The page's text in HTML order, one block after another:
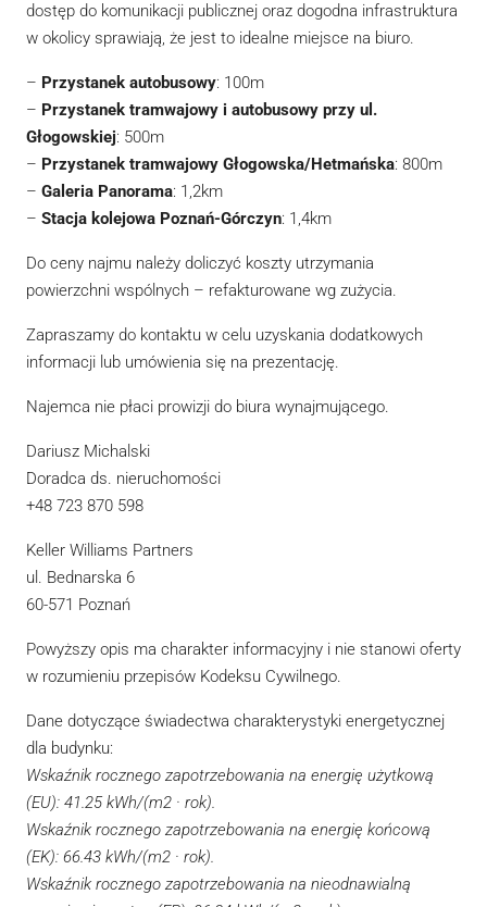
dostęp do komunikacji publicznej oraz dogodna infrastruktura
w okolicy sprawiają, że jest to idealne miejsce na biuro.
– Przystanek autobusowy: 100m
– Przystanek tramwajowy i autobusowy przy ul.
Głogowskiej: 500m
– Przystanek tramwajowy Głogowska/Hetmańska: 800m
– Galeria Panorama: 1,2km
– Stacja kolejowa Poznań-Górczyn: 1,4km
Do ceny najmu należy doliczyć koszty utrzymania
powierzchni wspólnych – refakturowane wg zużycia.
Zapraszamy do kontaktu w celu uzyskania dodatkowych
informacji lub umówienia się na prezentację.
Najemca nie płaci prowizji do biura wynajmującego.
Dariusz Michalski
Doradca ds. nieruchomości
+48 723 870 598
Keller Williams Partners
ul. Bednarska 6
60-571 Poznań
Powyższy opis ma charakter informacyjny i nie stanowi oferty
w rozumieniu przepisów Kodeksu Cywilnego.
Dane dotyczące świadectwa charakterystyki energetycznej
dla budynku:
Wskaźnik rocznego zapotrzebowania na energię użytkową
(EU): 41.25 kWh/(m2 · rok).
Wskaźnik rocznego zapotrzebowania na energię końcową
(EK): 66.43 kWh/(m2 · rok).
Wskaźnik rocznego zapotrzebowania na nieodnawialną